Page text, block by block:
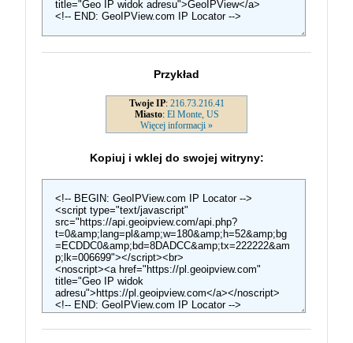
Przykład
Kopiuj i wklej do swojej witryny: